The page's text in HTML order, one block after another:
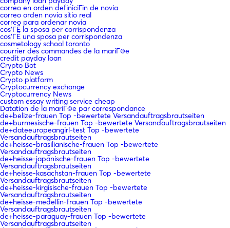
correo en orden definiciГіn de novia
correo orden novia sitio real
correo para ordenar novia
cos'ГЁ la sposa per corrispondenza
cos'ГЁ una sposa per corrispondenza
cosmetology school toronto
courrier des commandes de la mariГ©e
credit payday loan
Crypto Bot
Crypto News
Crypto platform
Cryptocurrency exchange
Cryptocurrency News
custom essay writing service cheap
Datation de la mariГ©e par correspondance
de+belize-frauen Top -bewertete Versandauftragsbrautseiten
de+burmesische-frauen Top -bewertete Versandauftragsbrautseiten
de+dateeuropeangirl-test Top -bewertete
Versandauftragsbrautseiten
de+heisse-brasilianische-frauen Top -bewertete
Versandauftragsbrautseiten
de+heisse-japanische-frauen Top -bewertete
Versandauftragsbrautseiten
de+heisse-kasachstan-frauen Top -bewertete
Versandauftragsbrautseiten
de+heisse-kirgisische-frauen Top -bewertete
Versandauftragsbrautseiten
de+heisse-medellin-frauen Top -bewertete
Versandauftragsbrautseiten
de+heisse-paraguay-frauen Top -bewertete
Versandauftragsbrautseiten